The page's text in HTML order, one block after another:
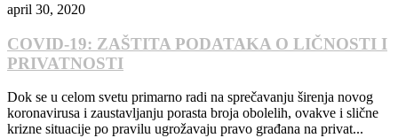
april 30, 2020
COVID-19: ZAŠTITA PODATAKA O LIČNOSTI I
PRIVATNOSTI
Dok se u celom svetu primarno radi na sprečavanju širenja novog
koronavirusa i zaustavljanju porasta broja obolelih, ovakve i slične
krizne situacije po pravilu ugrožavaju pravo građana na privat...